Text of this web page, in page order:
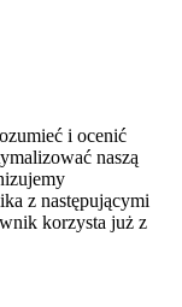
i ocenić
naszą
z następującymi
korzysta już z